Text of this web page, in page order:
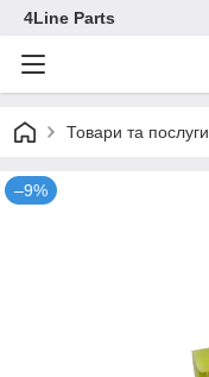
4Line Parts
Товари та послуги
–9%